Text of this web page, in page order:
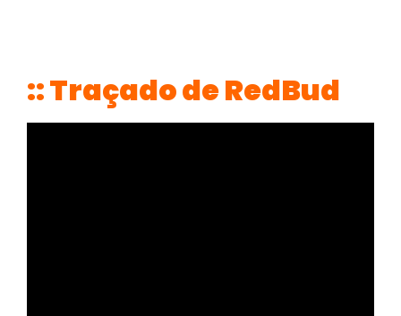
:: Traçado de RedBud